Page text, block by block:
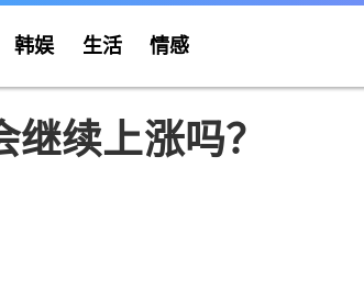
韩娱 生活 情感
续上涨吗？